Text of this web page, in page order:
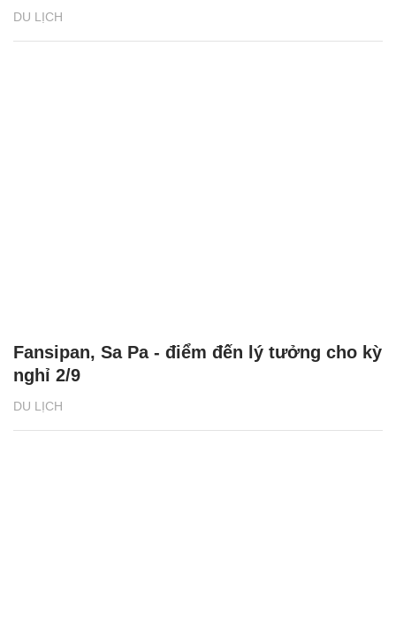
DU LỊCH
DU LỊCH
Fansipan, Sa Pa - điểm đến lý tưởng cho kỳ
nghỉ 2/9